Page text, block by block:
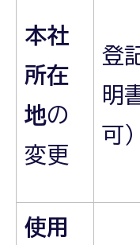
本社
所在
地の
変更
登
明
可）
使用